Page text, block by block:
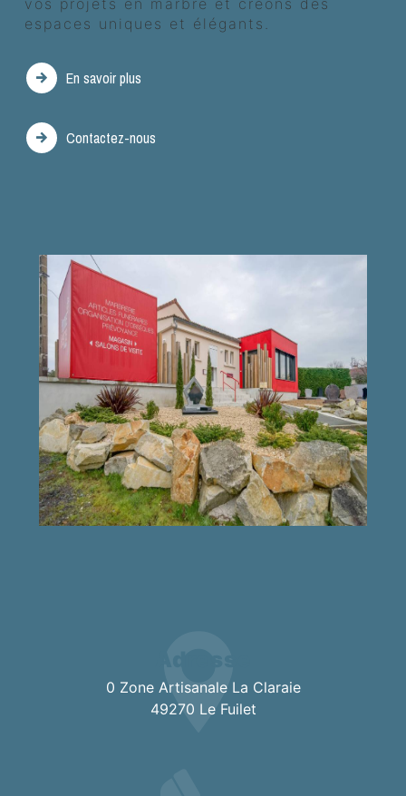
vos projets en marbre et créons des
espaces uniques et élégants.
En savoir plus
Contactez-nous
0 Zone Artisanale La Claraie
49270 Le Fuilet